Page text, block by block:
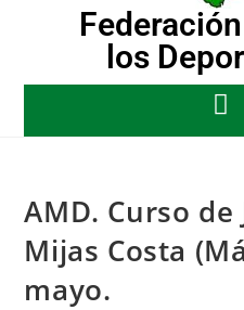
los
AMD. Curso de
Mijas Costa
mayo.